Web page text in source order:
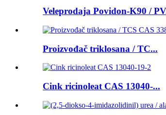
Veleprodaja Povidon-K90 /
Proizvođač triklosana / TC...
Cink ricinoleat CAS 13040-...